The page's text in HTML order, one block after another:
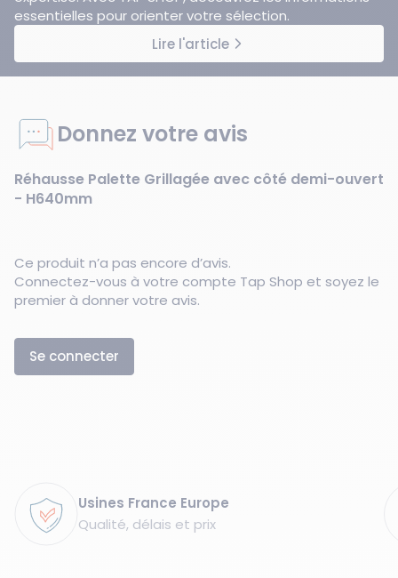
essentielles pour orienter votre sélection.
Lire l'article
Donnez votre avis
Réhausse Palette Grillagée avec côté demi-ouvert
- H640mm
Ce produit n’a pas encore d’avis.
Connectez-vous à votre compte Tap Shop et soyez le
premier à donner votre avis.
Se connecter
Usines France Europe
Qualité, délais et prix